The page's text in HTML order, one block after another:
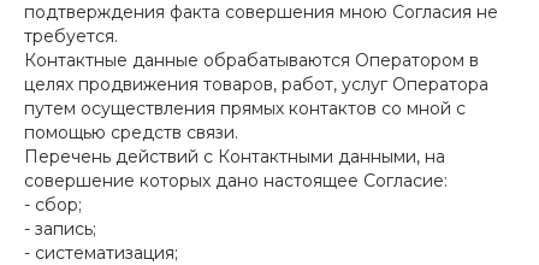
подтверждения факта совершения мною Согласия не
требуется.
Контактные данные обрабатываются Оператором в
целях продвижения товаров, работ, услуг Оператора
путем осуществления прямых контактов со мной с
помощью средств связи.
Перечень действий с Контактными данными, на
совершение которых дано настоящее Согласие:
- сбор;
- запись;
- систематизация;